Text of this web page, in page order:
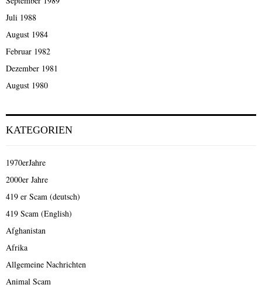
Juli 1988
August 1984
Februar 1982
Dezember 1981
August 1980
KATEGORIEN
1970erJahre
2000er Jahre
419 er Scam (deutsch)
419 Scam (English)
Afghanistan
Afrika
Allgemeine Nachrichten
Animal Scam